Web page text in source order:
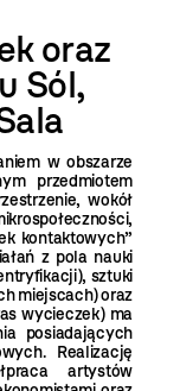
oraz
Sól,
w obszarze
przedmiotem
wokół
kontaktowych”
z pola nauki
sztuki
miejscach) oraz
wycieczek) ma
posiadających
Realizację
artystów